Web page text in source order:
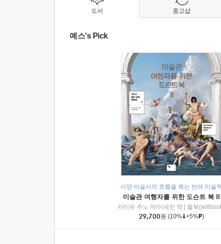
도서
예스's Pick
서양 미술사의 흐름을 꿰는 반려 미술
미술관 여행자를 위한 도슨트 북 II
카미유 주노 저/이세진 역
윌북
29,700원 (10% +5% )
중고샵